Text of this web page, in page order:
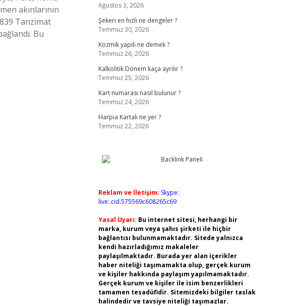
akınlarının
Tanzimat
Bu
Ağustos 3, 2026
Şekeri en hızlı ne dengeler ?
Temmuz 30, 2026
Kozmik yapılı ne demek ?
Temmuz 26, 2026
Kalkolitik Dönem kaça ayrılır ?
Temmuz 25, 2026
Kart numarası nasıl bulunur ?
Temmuz 24, 2026
Harpia Kartalı ne yer ?
Temmuz 22, 2026
Reklam ve İletişim: Skype:
live:.cid.575569c608265c69
Yasal Uyarı: Bu internet sitesi, herhangi bir
marka, kurum veya şahıs şirketi ile hiçbir
bağlantısı bulunmamaktadır. Sitede yalnızca
kendi hazırladığımız makaleler
paylaşılmaktadır. Burada yer alan içerikler
haber niteliği taşımamakta olup, gerçek kurum
ve kişiler hakkında paylaşım yapılmamaktadır.
Gerçek kurum ve kişiler ile isim benzerlikleri
tamamen tesadüfidir. Sitemizdeki bilgiler taslak
halindedir ve tavsiye niteliği taşımazlar.